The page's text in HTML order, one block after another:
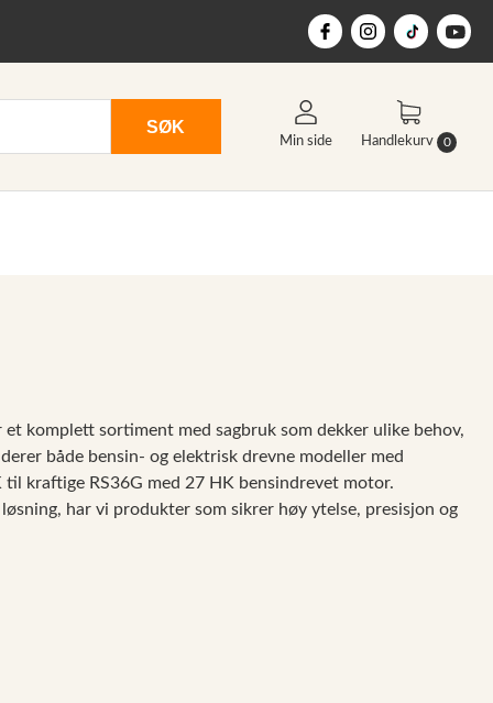
SØK
Min side Handlekurv 0
komplett sortiment med sagbruk som dekker ulike behov,
både bensin- og elektrisk drevne modeller med
kraftige RS36G med 27 HK bensindrevet motor.
har vi produkter som sikrer høy ytelse, presisjon og